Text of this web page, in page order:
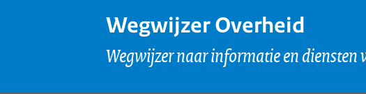
Your
een
Wegwijzer Overheid
Wegwijzer naar informatie en diensten